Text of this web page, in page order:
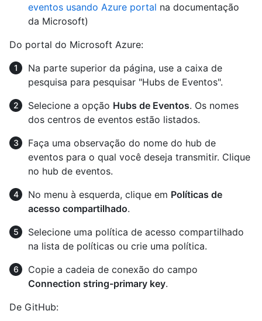
eventos usando Azure portal na documentação
da Microsoft)
Do portal do Microsoft Azure:
Na parte superior da página, use a caixa de
pesquisa para pesquisar "Hubs de Eventos".
Selecione a opção Hubs de Eventos. Os nomes
dos centros de eventos estão listados.
Faça uma observação do nome do hub de
eventos para o qual você deseja transmitir. Clique
no hub de eventos.
No menu à esquerda, clique em Políticas de
acesso compartilhado.
Selecione uma política de acesso compartilhado
na lista de políticas ou crie uma política.
Copie a cadeia de conexão do campo
Connection string-primary key.
De GitHub: